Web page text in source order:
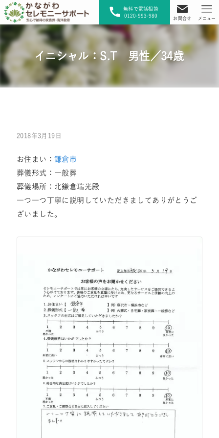
無料で電話相談
0120-993-980
お問合せ メニュー
イニシャル：S.T 男性／34歳
2018年3月19日
お住まい： 鎌倉市
葬儀形式：一般葬
葬儀場所：北鎌倉瑞光殿
一つ一つ丁寧に説明していただきましてありがとうご
ざいました。